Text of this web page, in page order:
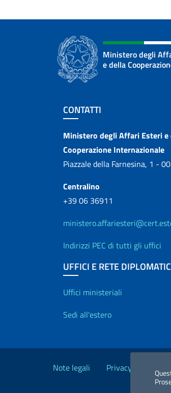
Ministero degli
e della
Sezione footer
CONTATTI
Contatti
Ministero degli Affari Esteri e
Cooperazione Internazionale
Piazzale della Farnesina, 1 -
Centralino
+39 06 36911
Indirizzi PEC di tutti gli uffici
UFFICI E RETE
Uffici e
Uffici ministeriali
Sedi all'estero
Link Utili
Note legali Privacy e cookie